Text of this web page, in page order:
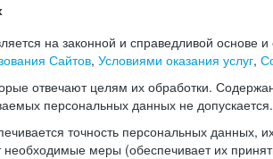
на законной и справедливой основе
Сайтов, Условиями оказания услуг,
отвечают целям их обработки.
персональных данных не допускается.
точность персональных данных,
меры (обеспечивает их